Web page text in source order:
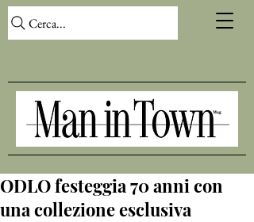
Cerca...
ODLO festeggia 70 anni con
una collezione esclusiva